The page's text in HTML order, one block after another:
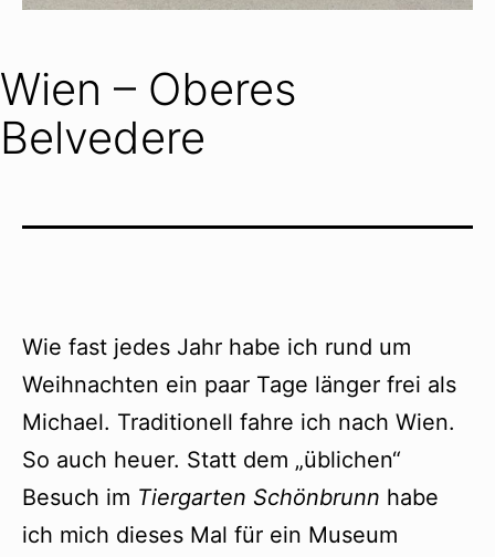
Wien – Oberes
Belvedere
Wie fast jedes Jahr habe ich rund um
Weihnachten ein paar Tage länger frei als
Michael. Traditionell fahre ich nach Wien.
So auch heuer. Statt dem „üblichen“
Besuch im Tiergarten Schönbrunn habe
ich mich dieses Mal für ein Museum